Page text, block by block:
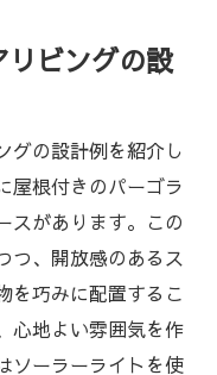
ビングの設
グの設計例を紹介し
屋根付きのパーゴラ
スがあります。この
つ、開放感のあるス
を巧みに配置するこ
心地よい雰囲気を作
ソーラーライトを使